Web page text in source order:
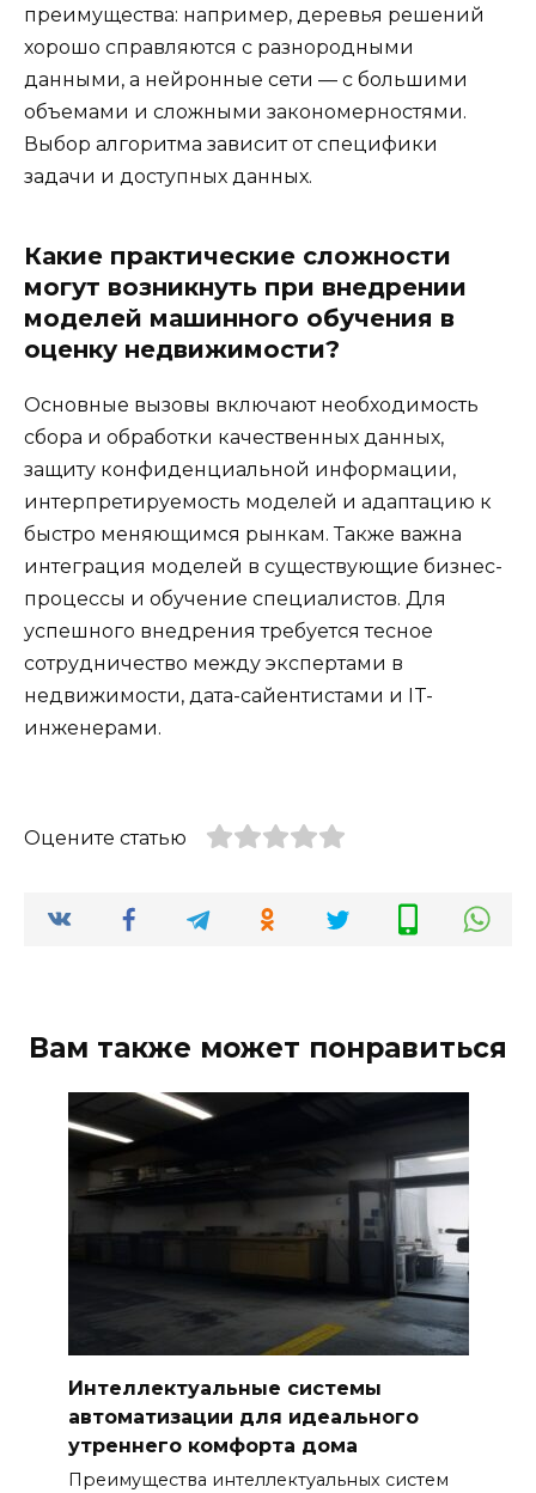
преимущества: например, деревья решений
хорошо справляются с разнородными
данными, а нейронные сети — с большими
объемами и сложными закономерностями.
Выбор алгоритма зависит от специфики
задачи и доступных данных.
Какие практические сложности
могут возникнуть при внедрении
моделей машинного обучения в
оценку недвижимости?
Основные вызовы включают необходимость
сбора и обработки качественных данных,
защиту конфиденциальной информации,
интерпретируемость моделей и адаптацию к
быстро меняющимся рынкам. Также важна
интеграция моделей в существующие бизнес-
процессы и обучение специалистов. Для
успешного внедрения требуется тесное
сотрудничество между экспертами в
недвижимости, дата-сайентистами и IT-
инженерами.
Оцените статью
Вам также может понравиться
Интеллектуальные системы
автоматизации для идеального
утреннего комфорта дома
Преимущества интеллектуальных систем